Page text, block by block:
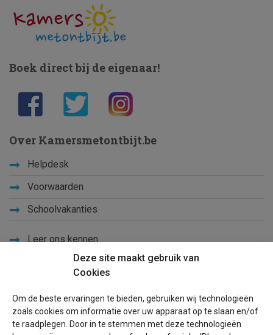
Deze site maakt gebruik van
Cookies
Om de beste ervaringen te bieden, gebruiken wij technologieën
zoals cookies om informatie over uw apparaat op te slaan en/of
te raadplegen. Door in te stemmen met deze technologieën
Boek direct bij de eigenaar!
Over Kamersmetontbijt.be
Helpdesk
Voorwaarden
Schoolvakanties
Leer ons kennen
Sitemap
Blog